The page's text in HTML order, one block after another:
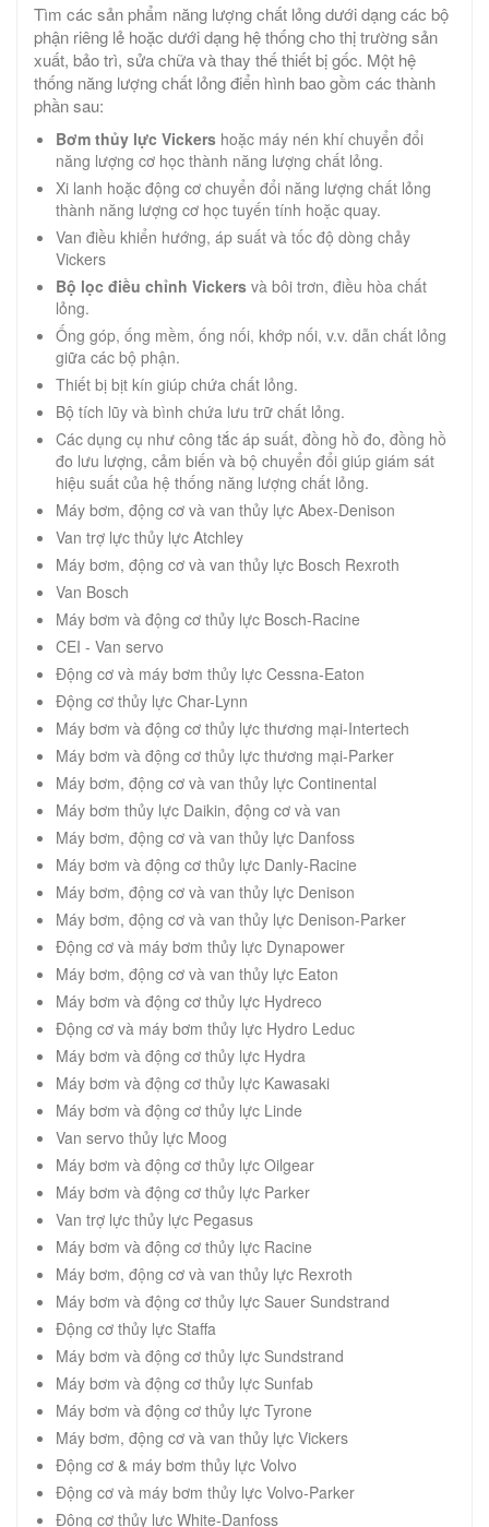
Tìm các sản phẩm năng lượng chất lỏng dưới dạng các bộ
phận riêng lẻ hoặc dưới dạng hệ thống cho thị trường sản
xuất, bảo trì, sửa chữa và thay thế thiết bị gốc. Một hệ
thống năng lượng chất lỏng điển hình bao gồm các thành
phần sau:
Bơm thủy lực Vickers hoặc máy nén khí chuyển đổi
năng lượng cơ học thành năng lượng chất lỏng.
Xi lanh hoặc động cơ chuyển đổi năng lượng chất lỏng
thành năng lượng cơ học tuyến tính hoặc quay.
Van điều khiển hướng, áp suất và tốc độ dòng chảy
Vickers
Bộ lọc điều chỉnh Vickers và bôi trơn, điều hòa chất
lỏng.
Ống góp, ống mềm, ống nối, khớp nối, v.v. dẫn chất lỏng
giữa các bộ phận.
Thiết bị bịt kín giúp chứa chất lỏng.
Bộ tích lũy và bình chứa lưu trữ chất lỏng.
Các dụng cụ như công tắc áp suất, đồng hồ đo, đồng hồ
đo lưu lượng, cảm biến và bộ chuyển đổi giúp giám sát
hiệu suất của hệ thống năng lượng chất lỏng.
Máy bơm, động cơ và van thủy lực Abex-Denison
Van trợ lực thủy lực Atchley
Máy bơm, động cơ và van thủy lực Bosch Rexroth
Van Bosch
Máy bơm và động cơ thủy lực Bosch-Racine
CEI - Van servo
Động cơ và máy bơm thủy lực Cessna-Eaton
Động cơ thủy lực Char-Lynn
Máy bơm và động cơ thủy lực thương mại-Intertech
Máy bơm và động cơ thủy lực thương mại-Parker
Máy bơm, động cơ và van thủy lực Continental
Máy bơm thủy lực Daikin, động cơ và van
Máy bơm, động cơ và van thủy lực Danfoss
Máy bơm và động cơ thủy lực Danly-Racine
Máy bơm, động cơ và van thủy lực Denison
Máy bơm, động cơ và van thủy lực Denison-Parker
Động cơ và máy bơm thủy lực Dynapower
Máy bơm, động cơ và van thủy lực Eaton
Máy bơm và động cơ thủy lực Hydreco
Động cơ và máy bơm thủy lực Hydro Leduc
Máy bơm và động cơ thủy lực Hydra
Máy bơm và động cơ thủy lực Kawasaki
Máy bơm và động cơ thủy lực Linde
Van servo thủy lực Moog
Máy bơm và động cơ thủy lực Oilgear
Máy bơm và động cơ thủy lực Parker
Van trợ lực thủy lực Pegasus
Máy bơm và động cơ thủy lực Racine
Máy bơm, động cơ và van thủy lực Rexroth
Máy bơm và động cơ thủy lực Sauer Sundstrand
Động cơ thủy lực Staffa
Máy bơm và động cơ thủy lực Sundstrand
Máy bơm và động cơ thủy lực Sunfab
Máy bơm và động cơ thủy lực Tyrone
Máy bơm, động cơ và van thủy lực Vickers
Động cơ & máy bơm thủy lực Volvo
Động cơ và máy bơm thủy lực Volvo-Parker
Động cơ thủy lực White-Danfoss